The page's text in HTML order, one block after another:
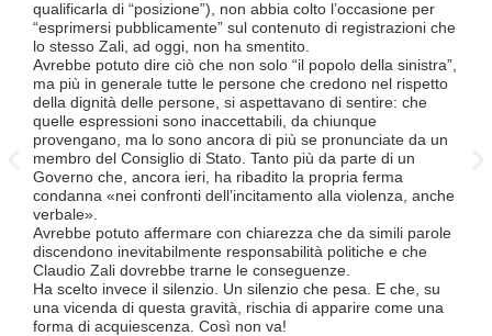
qualificarla di “posizione”), non abbia colto l’occasione per
“esprimersi pubblicamente” sul contenuto di registrazioni che
lo stesso Zali, ad oggi, non ha smentito.
Avrebbe potuto dire ciò che non solo “il popolo della sinistra”,
ma più in generale tutte le persone che credono nel rispetto
della dignità delle persone, si aspettavano di sentire: che
quelle espressioni sono inaccettabili, da chiunque
provengano, ma lo sono ancora di più se pronunciate da un
membro del Consiglio di Stato. Tanto più da parte di un
Governo che, ancora ieri, ha ribadito la propria ferma
condanna «nei confronti dell’incitamento alla violenza, anche
verbale».
Avrebbe potuto affermare con chiarezza che da simili parole
discendono inevitabilmente responsabilità politiche e che
Claudio Zali dovrebbe trarne le conseguenze.
Ha scelto invece il silenzio. Un silenzio che pesa. E che, su
una vicenda di questa gravità, rischia di apparire come una
forma di acquiescenza. Così non va!